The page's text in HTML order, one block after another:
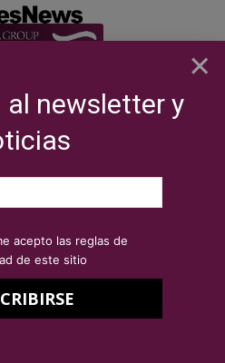
ICS 2026
Port Sponsor
×
al newsletter y
acepto las reglas de
de este sitio